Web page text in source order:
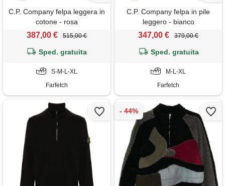
C.P. Company felpa leggera in
cotone - rosa
387,00 € 515,00 €
Sped. gratuita
S-M-L-XL
Farfetch
C.P. Company felpa in pile
leggero - bianco
347,00 € 379,00 €
Sped. gratuita
M-L-XL
Farfetch